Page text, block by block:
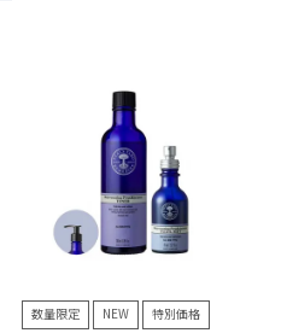
数量限定 NEW 特別価格